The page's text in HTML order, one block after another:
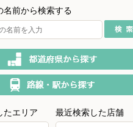
名前から検索する
たエリア 最近検索した店舗